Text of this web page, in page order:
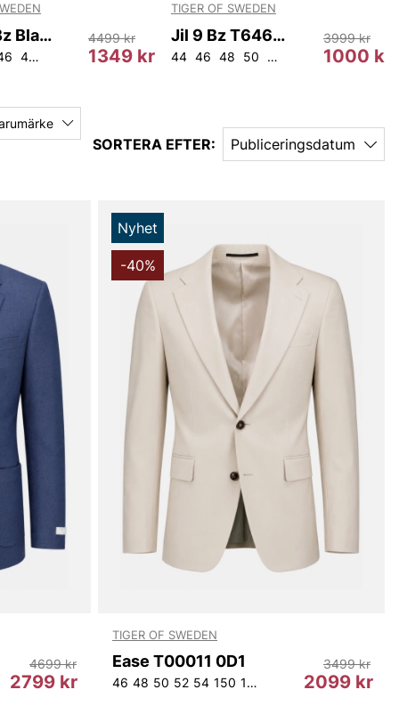
Henrie.Bz Blazer Ma T71554 284
48 54 92 104
1349 kr
4499 kr
TIGER OF SWEDEN
Jil 9 Bz T64698 09K
44 46 48 50 52 148 150
1000 kr
3999 kr
SORTERA EFTER: Publiceringsdatum
150 152 154
2799 kr
4699 kr
Nyhet
-40%
TIGER OF SWEDEN
Ease T00011 0D1
46 48 50 52 54 150 152 2099 kr
3499 kr